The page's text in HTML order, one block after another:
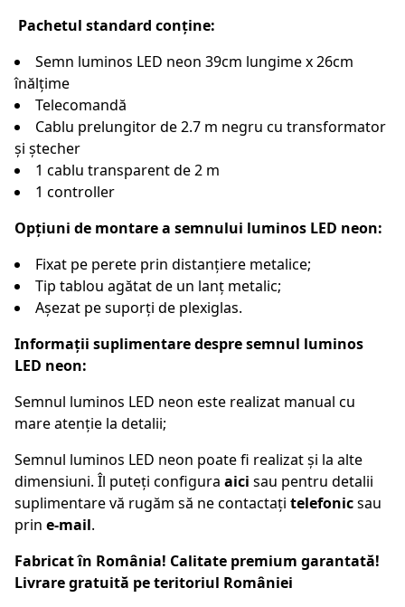
Pachetul standard conține:
Semn luminos LED neon 39cm lungime x 26cm
înălțime
Telecomandă
Cablu prelungitor de 2.7 m negru cu transformator
și ștecher
1 cablu transparent de 2 m
1 controller
Opțiuni de montare a semnului luminos LED neon:
Fixat pe perete prin distanțiere metalice;
Tip tablou agătat de un lanț metalic;
Așezat pe suporți de plexiglas.
Informații suplimentare despre semnul luminos
LED neon:
Semnul luminos LED neon este realizat manual cu
mare atenție la detalii;
Semnul luminos LED neon poate fi realizat și la alte
dimensiuni. Îl puteți configura aici sau pentru detalii
suplimentare vă rugăm să ne contactați telefonicsau
prin e-mail.
Fabricat în România! Calitate premium garantată!
Livrare gratuită pe teritoriul României